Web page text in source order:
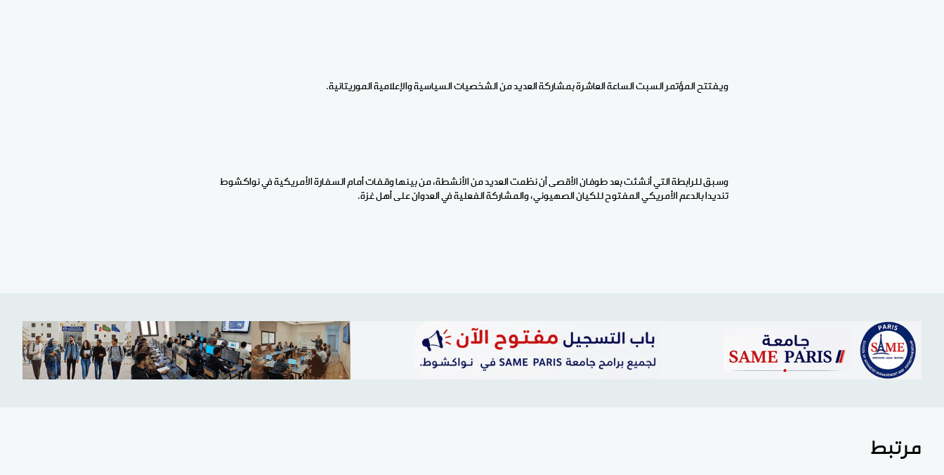
ويفتتح المؤتمر السبت الساعة العاشرة بمشاركة العديد من الشخصيات السياسية والإعلامية الموريتانية.
وسبق للرابطة التي أنشئت بعد طوفان الأقصى أن نظمت العديد من الأنشطة، من بينها وقفات أمام السفارة الأمريكية في نواكشوط
تنديدا بالدعم الأمريكي المفتوح للكيان الصهيوني، والمشاركة الفعلية في العدوان على أهل غزة.
مرتبط